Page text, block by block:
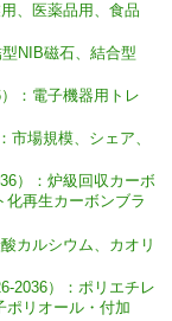
、医薬品用、食品
NIB磁石、結合型
：電子機器用トレ
市場規模、シェア、
）：炉級回収カーボ
再生カーボンブラ
カルシウム、カオリ
2036）：ポリエチレ
ポリオール・付加